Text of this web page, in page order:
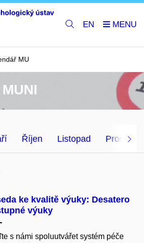
EN
MU
Říjen Listopad Prosinec
ke kvalitě výuky: Desatero
výuky
s námi spoluutvářet systém péče